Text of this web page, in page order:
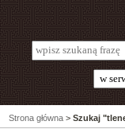
Strona główna > Szukaj